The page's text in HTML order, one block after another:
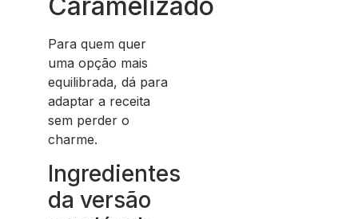
Para quem quer
uma opção mais
equilibrada, dá para
adaptar a receita
sem perder o
charme.
Ingredientes
da versão